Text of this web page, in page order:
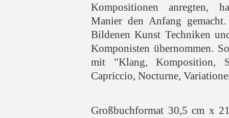
Kompositionen anregten,
Manier den Anfang
Bildenen Kunst Techniken
Komponisten übernommen.
mit "Klang, Komposition,
Capriccio, Nocturne,
Großbuchformat 30,5 cm x